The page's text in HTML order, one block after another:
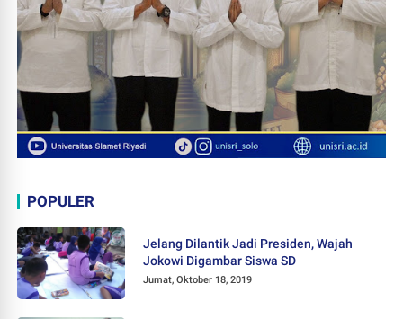
POPULER
Jelang Dilantik Jadi Presiden, Wajah
Jokowi Digambar Siswa SD
Jumat, Oktober 18, 2019